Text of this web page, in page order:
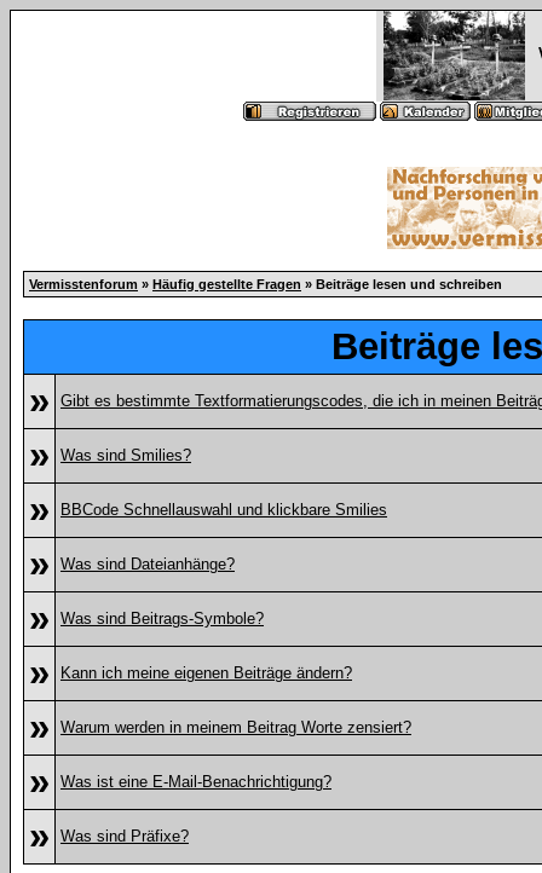
Vermisstenforum » Häufig gestellte Fragen » Beiträge lesen und schreiben
Beiträge
»
Gibt es bestimmte Textformatierungscodes, die ich in meinen
» Was sind Smilies?
» BBCode Schnellauswahl und klickbare Smilies
» Was sind Dateianhänge?
» Was sind Beitrags-Symbole?
» Kann ich meine eigenen Beiträge ändern?
» Warum werden in meinem Beitrag Worte zensiert?
» Was ist eine E-Mail-Benachrichtigung?
» Was sind Präfixe?